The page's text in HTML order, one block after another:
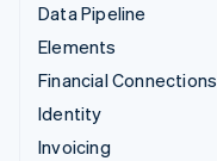
Data Pipeline
Elements
Financial Connections
Identity
Invoicing